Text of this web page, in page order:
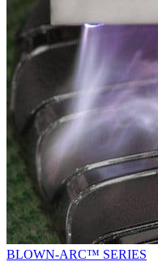
BLOWN-ARC™ SERIES